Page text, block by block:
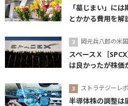
「墓じまい」に
とかかる費用を解
岡元兵八郎の米
スペースＸ［
は良かったが株価
ストラテジーレ
半導体株の調整は